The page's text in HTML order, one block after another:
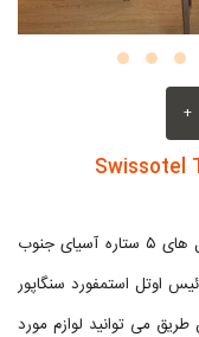
+
هتل سوئیس اوتل استمفورد یکی از بلندترین هتل های ۵ ستاره آسیای جنوب
اوتل استمفورد سنگاپور
می توانید لوازم مورد